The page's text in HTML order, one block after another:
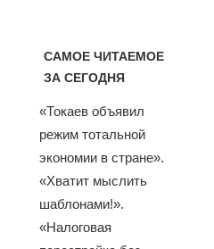
САМОЕ ЧИТАЕМОЕ
ЗА СЕГОДНЯ
«Токаев объявил
режим тотальной
экономии в стране».
«Хватит мыслить
шаблонами!».
«Налоговая